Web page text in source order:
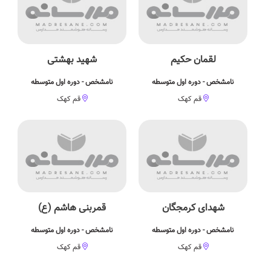
لقمان حکیم
نامشخص - دوره اول متوسطه
قم کهک
شهید بهشتی
نامشخص - دوره اول متوسطه
قم کهک
شهدای کرمجگان
نامشخص - دوره اول متوسطه
قم کهک
قمربنی هاشم (ع)
نامشخص - دوره اول متوسطه
قم کهک